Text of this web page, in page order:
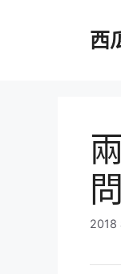
西
2018